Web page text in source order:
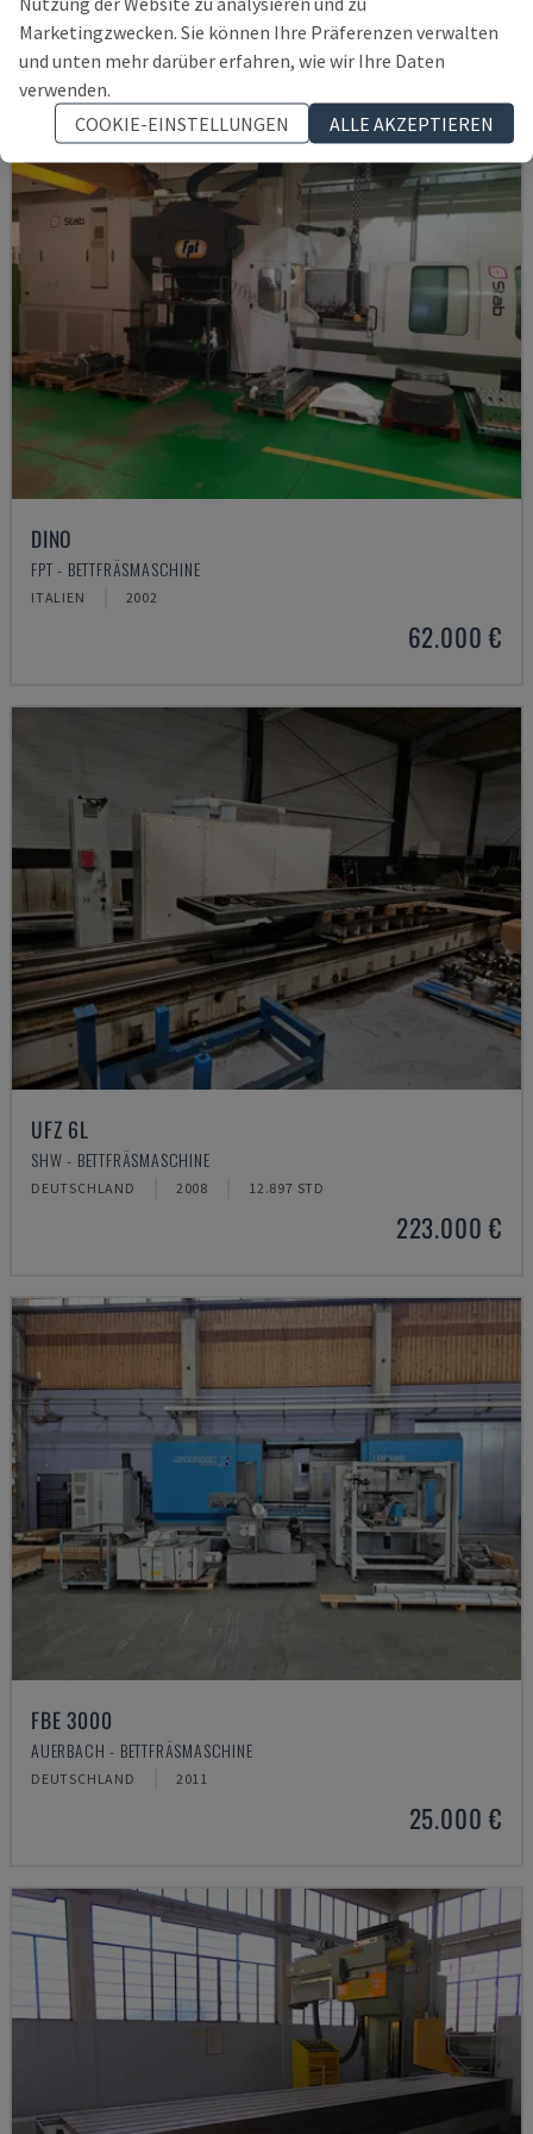
DEUTSCHLAND 2011
127.000 €
DINO
FPT - BETTFRÄSMASCHINE
ITALIEN 2002
62.000 €
UFZ 6L
SHW - BETTFRÄSMASCHINE
DEUTSCHLAND 2008 12.897 STD
223.000 €
FBE 3000
AUERBACH - BETTFRÄSMASCHINE
DEUTSCHLAND 2011
25.000 €
Marketingzwecken. Sie können Ihre Präferenzen verwalten
und unten mehr darüber erfahren, wie wir Ihre Daten
verwenden.
COOKIE-EINSTELLUNGEN
ALLE AKZEPTIEREN